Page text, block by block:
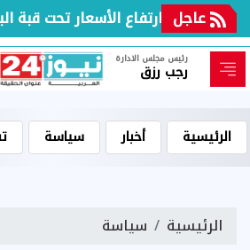
عاجل
ارتفاع الأسعار تحت قبة
رئيس مجلس الادارة
رجب رزق
الرئيسية أخبار سياسة
الرئيسية سياسة